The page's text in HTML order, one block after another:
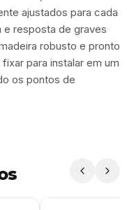
ajustados para cada
resposta de graves
robusto e pronto
para instalar em um
os pontos de